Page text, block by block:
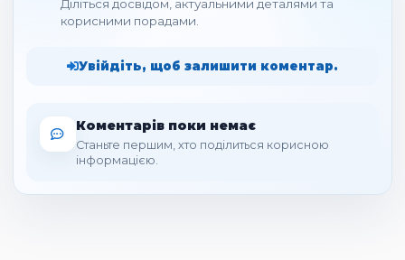
Діліться досвідом, актуальними деталями та
корисними порадами.
Увійдіть, щоб залишити коментар.
Коментарів поки немає
Станьте першим, хто поділиться корисною
інформацією.